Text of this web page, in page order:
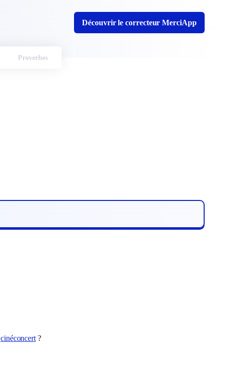
Découvrir le correcteur MerciApp
Proverbes
cinéconcert ?